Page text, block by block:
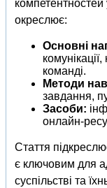
окреслює:
Основні
команді.
Методи
завдання,
Засоби:
онлайн-
Стаття
є ключовим для
суспільстві та